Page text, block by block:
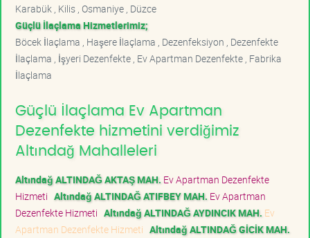
Karabük , Kilis , Osmaniye , Düzce
Güçlü İlaçlama Hizmetlerimiz;
Böcek İlaçlama , Haşere İlaçlama , Dezenfeksiyon , Dezenfekte
İlaçlama , İşyeri Dezenfekte , Ev Apartman Dezenfekte , Fabrika
İlaçlama
Güçlü İlaçlama Ev Apartman
Dezenfekte hizmetini verdiğimiz
Altındağ Mahalleleri
Altındağ ALTINDAĞ AKTAŞ MAH. Ev Apartman Dezenfekte
Hizmeti Altındağ ALTINDAĞ ATIFBEY MAH. Ev Apartman
Dezenfekte Hizmeti Altındağ ALTINDAĞ AYDINCIK MAH. Ev
Apartman Dezenfekte Hizmeti Altındağ ALTINDAĞ GİCİK MAH.